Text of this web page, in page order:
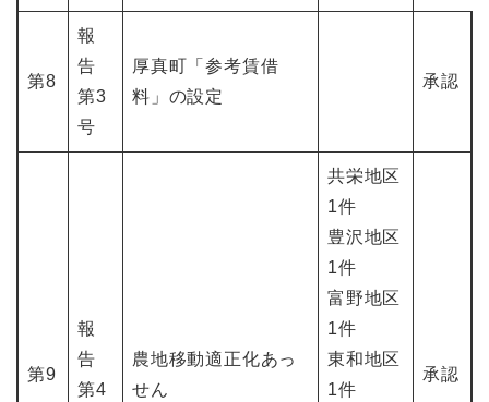
第8
報
告
第3
号
厚真町「参考賃借
料」の設定
承認
第9
報
告
第4
農地移動適正化あっ
せん
共栄地区
1件
豊沢地区
1件
富野地区
1件
東和地区
1件
承認